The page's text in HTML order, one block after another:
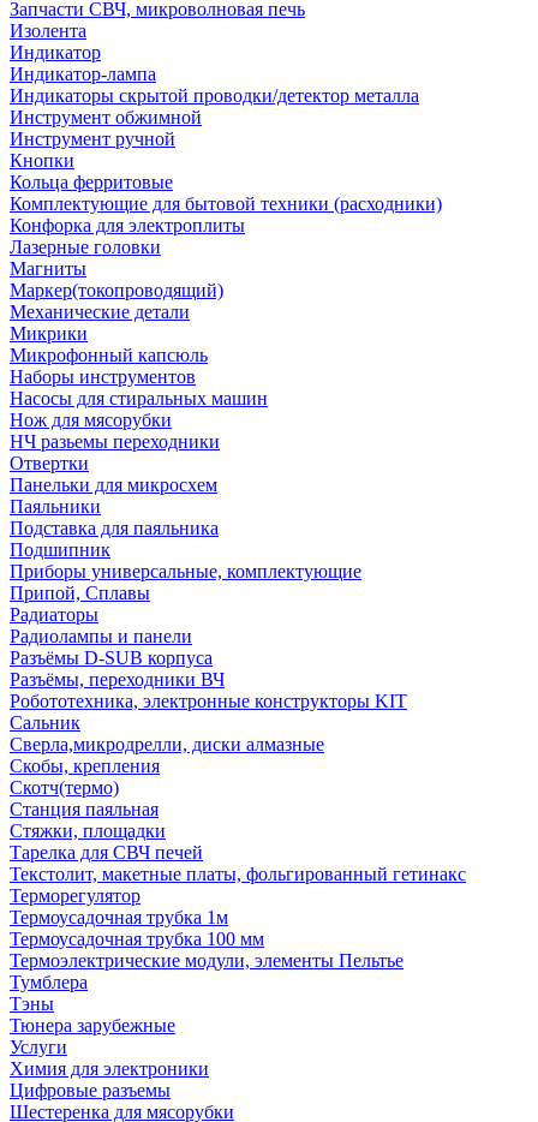
Запчасти СВЧ, микроволновая печь
Изолента
Индикатор
Индикатор-лампа
Индикаторы скрытой проводки/детектор металла
Инструмент обжимной
Инструмент ручной
Кнопки
Кольца ферритовые
Комплектующие для бытовой техники (расходники)
Конфорка для электроплиты
Лазерные головки
Магниты
Маркер(токопроводящий)
Механические детали
Микрики
Микрофонный капсюль
Наборы инструментов
Насосы для стиральных машин
Нож для мясорубки
НЧ разьемы переходники
Отвертки
Панельки для микросхем
Паяльники
Подставка для паяльника
Подшипник
Приборы универсальные, комплектующие
Припой, Сплавы
Радиаторы
Радиолампы и панели
Разъёмы D-SUB корпуса
Разъёмы, переходники ВЧ
Робототехника, электронные конструкторы KIT
Сальник
Сверла,микродрелли, диски алмазные
Скобы, крепления
Скотч(термо)
Станция паяльная
Стяжки, площадки
Тарелка для СВЧ печей
Текстолит, макетные платы, фольгированный гетинакс
Терморегулятор
Термоусадочная трубка 1м
Термоусадочная трубка 100 мм
Термоэлектрические модули, элементы Пельтье
Тумблера
Тэны
Тюнера зарубежные
Услуги
Химия для электроники
Цифровые разъемы
Шестеренка для мясорубки